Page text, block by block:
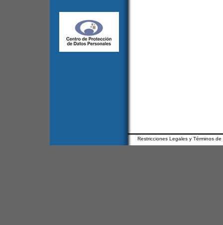
Restricciones Legales y Términos de